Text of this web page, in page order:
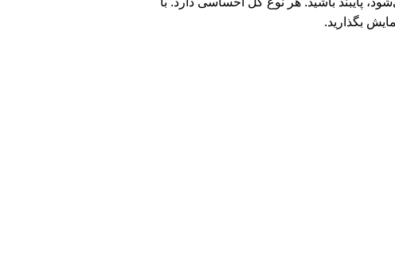
بگذارید.